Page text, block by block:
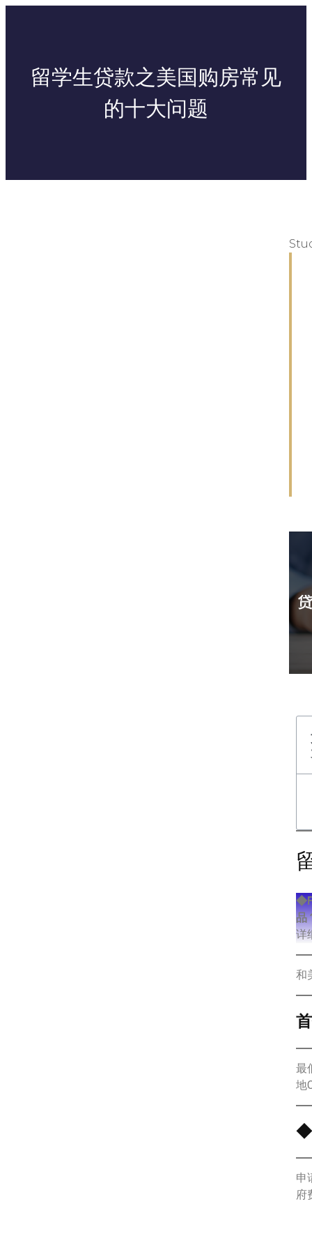
留学生贷款之美国购房常见
的十大问题
品
详
和
最
地
◆
申
府